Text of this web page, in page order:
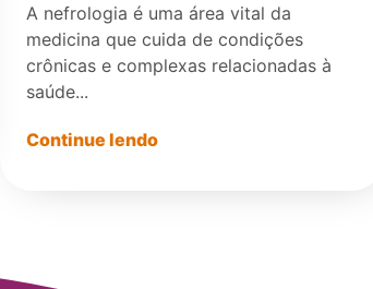
Nefrologistas que Fazem
a Diferença
A nefrologia é uma área vital da
medicina que cuida de condições
crônicas e complexas relacionadas à
saúde...
Continue lendo